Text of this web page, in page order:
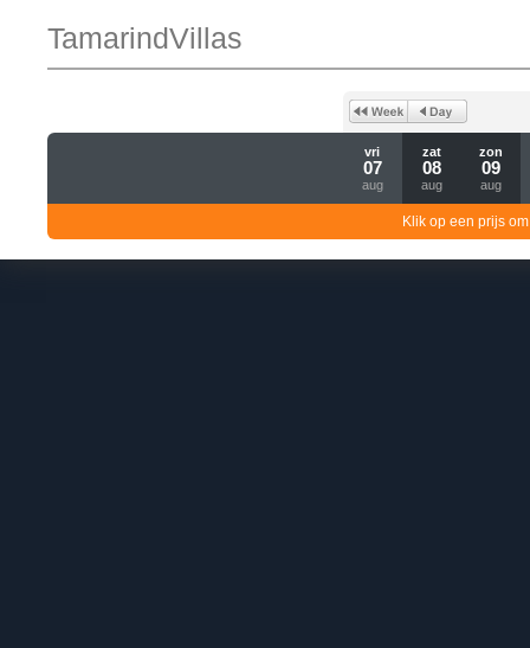
TamarindVillas
vri
07
aug
zat
08
aug
zon
09
aug
Klik op een prijs